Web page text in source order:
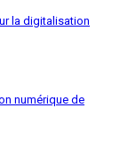
la digitalisation
numérique de